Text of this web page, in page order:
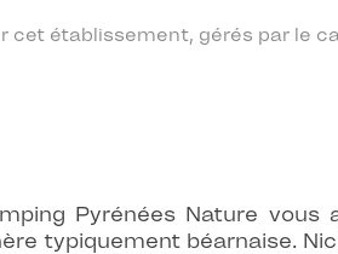
établissement, gérés par le
Pyrénées Nature vous
typiquement béarnaise.